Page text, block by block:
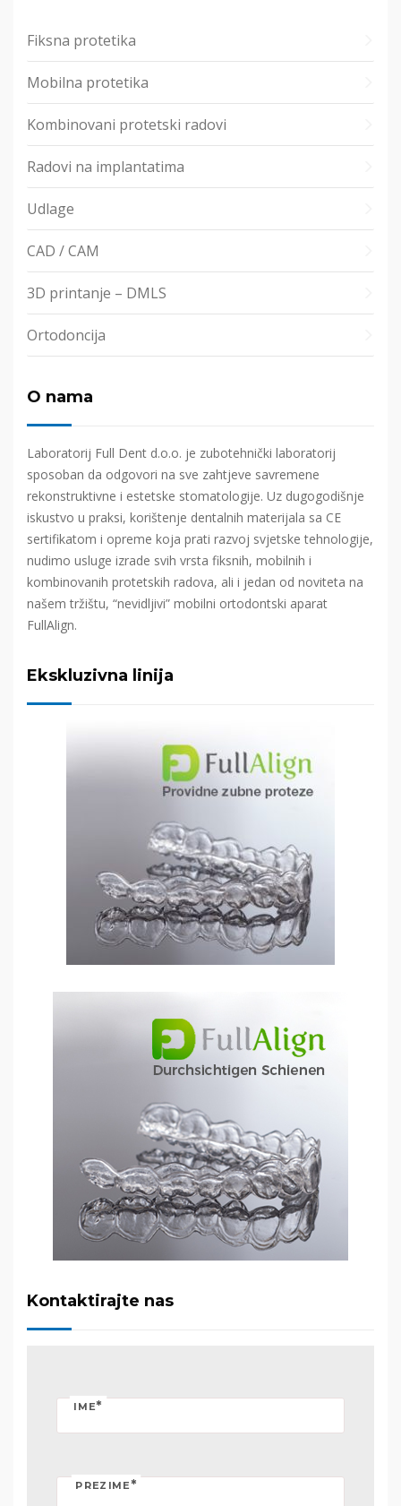
Fiksna protetika
Mobilna protetika
Kombinovani protetski radovi
Radovi na implantatima
Udlage
CAD / CAM
3D printanje – DMLS
Ortodoncija
O nama
Laboratorij Full Dent d.o.o. je zubotehnički laboratorij
sposoban da odgovori na sve zahtjeve savremene
rekonstruktivne i estetske stomatologije. Uz dugogodišnje
iskustvo u praksi, korištenje dentalnih materijala sa CE
sertifikatom i opreme koja prati razvoj svjetske tehnologije,
nudimo usluge izrade svih vrsta fiksnih, mobilnih i
kombinovanih protetskih radova, ali i jedan od noviteta na
našem tržištu, “nevidljivi” mobilni ortodontski aparat
FullAlign.
Ekskluzivna linija
Kontaktirajte nas
IME*
PREZIME *